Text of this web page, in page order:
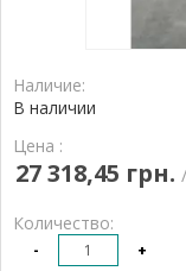
Наличие:
В наличии
Цена :
27 318,45 грн.
Количество:
- +